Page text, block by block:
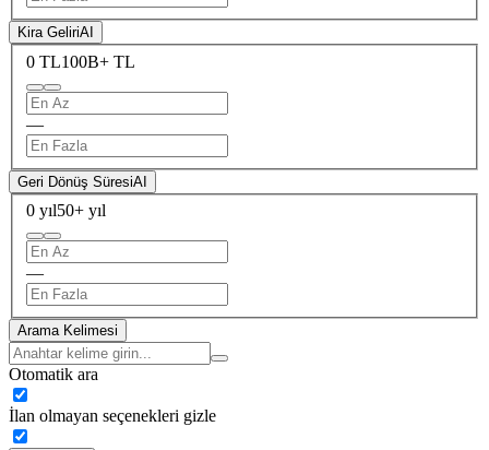
Kira GeliriAI
0 TL100B+ TL
—
Geri Dönüş SüresiAI
0 yıl50+ yıl
—
Arama Kelimesi
Otomatik ara
İlan olmayan seçenekleri gizle